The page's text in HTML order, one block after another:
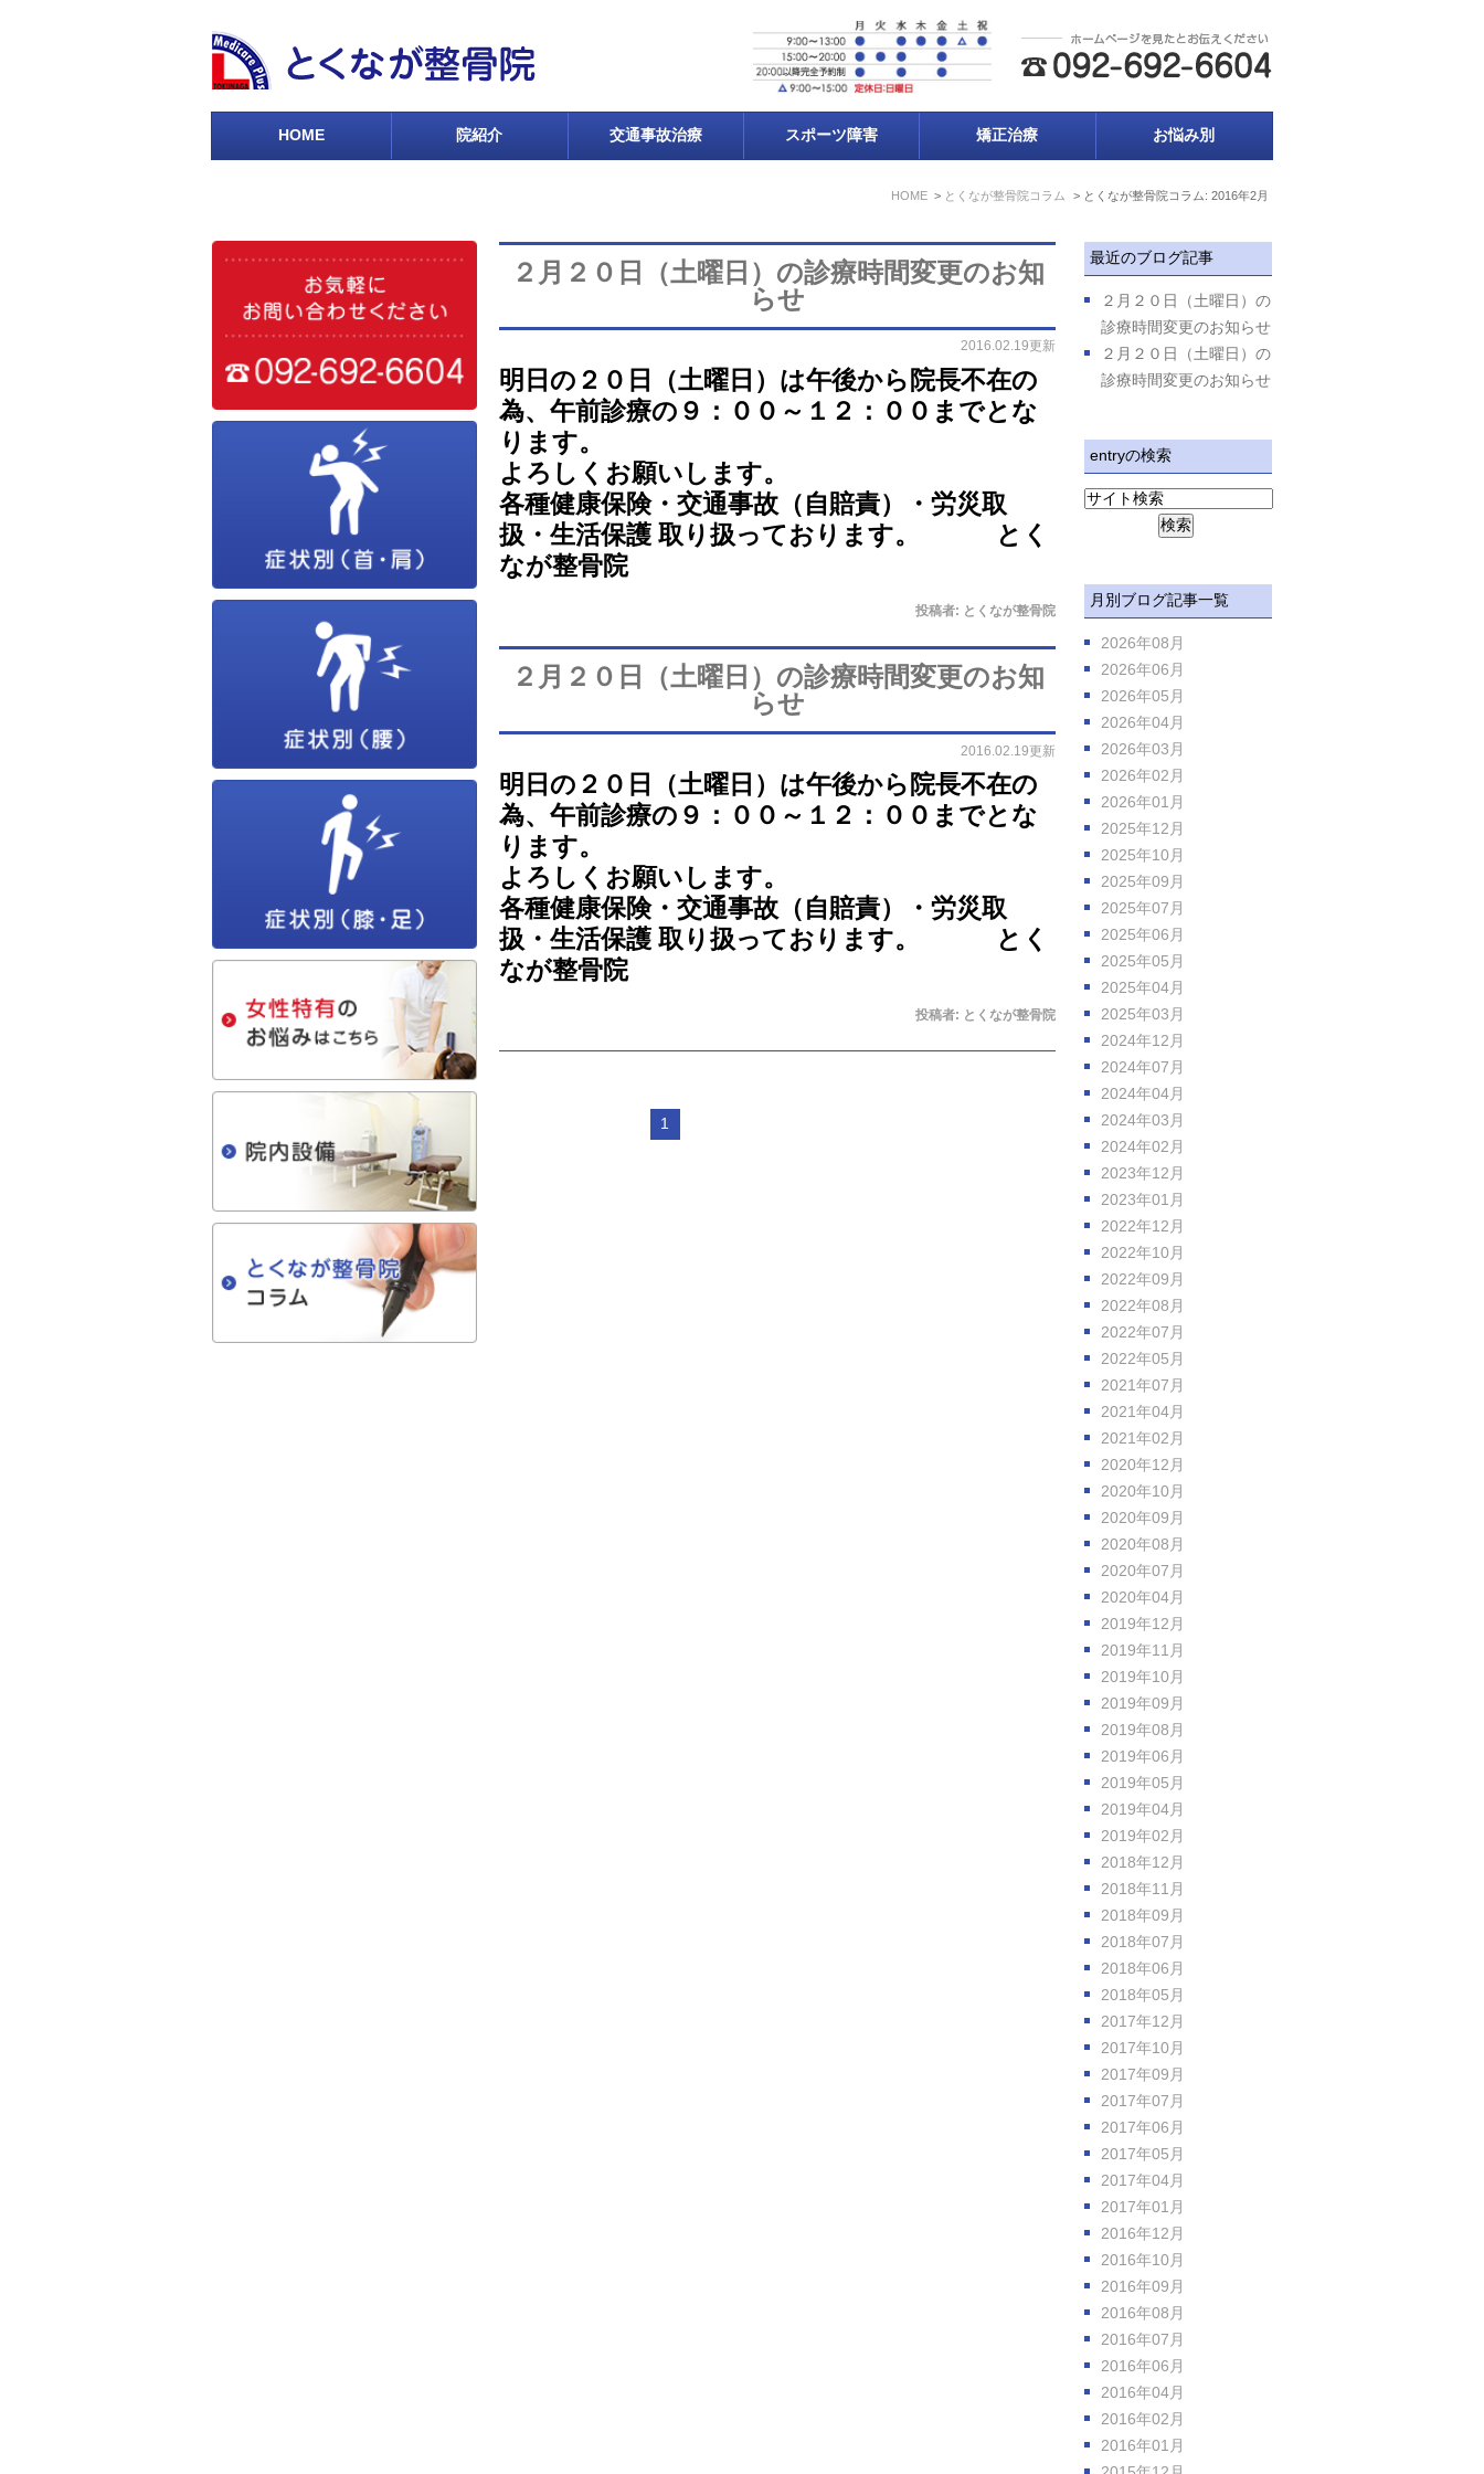
HOME 院紹介 交通事故治療 スポーツ障害 矯正治療 お悩み別
HOME とくなが整骨院コラム とくなが整骨院コラム: 2016年2月
２月２０日（土曜日）の診療時間変更のお知
らせ
2016.02.19更新
明日の２０日（土曜日）は午後から院長不在の
為、午前診療の９：００～１２：００までとな
ります。
よろしくお願いします。
各種健康保険・交通事故（自賠責）・労災取
扱・生活保護 取り扱っております。 とく
なが整骨院
投稿者: とくなが整骨院
２月２０日（土曜日）の診療時間変更のお知
らせ
2016.02.19更新
明日の２０日（土曜日）は午後から院長不在の
為、午前診療の９：００～１２：００までとな
ります。
よろしくお願いします。
各種健康保険・交通事故（自賠責）・労災取
扱・生活保護 取り扱っております。 とく
なが整骨院
投稿者: とくなが整骨院
1
最近のブログ記事
２月２０日（土曜日）の
診療時間変更のお知らせ
２月２０日（土曜日）の
診療時間変更のお知らせ
entryの検索
月別ブログ記事一覧
2026年08月
2026年06月
2026年05月
2026年04月
2026年03月
2026年02月
2026年01月
2025年12月
2025年10月
2025年09月
2025年07月
2025年06月
2025年05月
2025年04月
2025年03月
2024年12月
2024年07月
2024年04月
2024年03月
2024年02月
2023年12月
2023年01月
2022年12月
2022年10月
2022年09月
2022年08月
2022年07月
2022年05月
2021年07月
2021年04月
2021年02月
2020年12月
2020年10月
2020年09月
2020年08月
2020年07月
2020年04月
2019年12月
2019年11月
2019年10月
2019年09月
2019年08月
2019年06月
2019年05月
2019年04月
2019年02月
2018年12月
2018年11月
2018年09月
2018年07月
2018年06月
2018年05月
2017年12月
2017年10月
2017年09月
2017年07月
2017年06月
2017年05月
2017年04月
2017年01月
2016年12月
2016年10月
2016年09月
2016年08月
2016年07月
2016年06月
2016年04月
2016年02月
2016年01月